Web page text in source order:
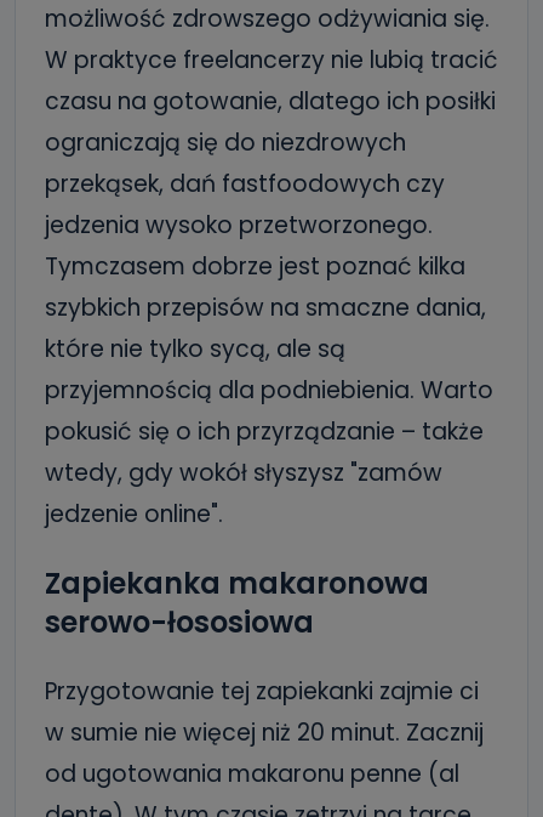
możliwość zdrowszego odżywiania się.
W praktyce freelancerzy nie lubią tracić
czasu na gotowanie, dlatego ich posiłki
ograniczają się do niezdrowych
przekąsek, dań fastfoodowych czy
jedzenia wysoko przetworzonego.
Tymczasem dobrze jest poznać kilka
szybkich przepisów na smaczne dania,
które nie tylko sycą, ale są
przyjemnością dla podniebienia. Warto
pokusić się o ich przyrządzanie – także
wtedy, gdy wokół słyszysz "zamów
jedzenie online".
Zapiekanka makaronowa
serowo-łososiowa
Przygotowanie tej zapiekanki zajmie ci
w sumie nie więcej niż 20 minut. Zacznij
od ugotowania makaronu penne (al